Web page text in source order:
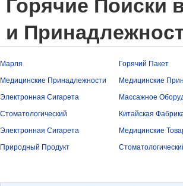
Горячие Поиски
и
Марля Горячий Пакет
Медицинские Принадлежности
Медицинские
Электронная Сигарета
Массажное
Стоматологический
Китайская
Электронная Сигарета
Медицинские
Природный Продукт